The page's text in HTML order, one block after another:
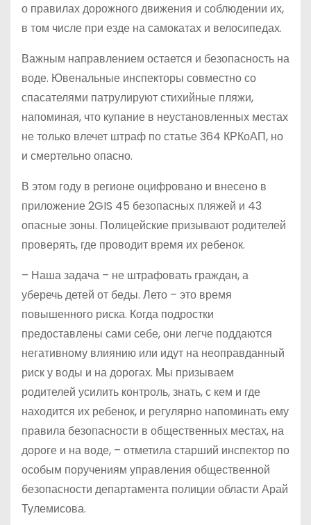
о правилах дорожного движения и соблюдении их,
в том числе при езде на самокатах и велосипедах.
Важным направлением остается и безопасность на
воде. Ювенальные инспекторы совместно со
спасателями патрулируют стихийные пляжи,
напоминая, что купание в неустановленных местах
не только влечет штраф по статье 364 КРКоАП, но
и смертельно опасно.
В этом году в регионе оцифровано и внесено в
приложение 2GIS 45 безопасных пляжей и 43
опасные зоны. Полицейские призывают родителей
проверять, где проводит время их ребенок.
– Наша задача – не штрафовать граждан, а
уберечь детей от беды. Лето – это время
повышенного риска. Когда подростки
предоставлены сами себе, они легче поддаются
негативному влиянию или идут на неоправданный
риск у воды и на дорогах. Мы призываем
родителей усилить контроль, знать, с кем и где
находится их ребенок, и регулярно напоминать ему
правила безопасности в общественных местах, на
дороге и на воде, – отметила старший инспектор по
особым поручениям управления общественной
безопасности департамента полиции области Арай
Тулемисова.